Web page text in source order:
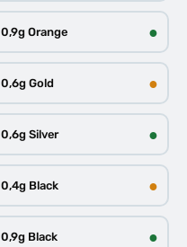
0,9g Orange ●
0,6g Gold ●
0,6g Silver ●
0,4g Black ●
0,9g Black ●